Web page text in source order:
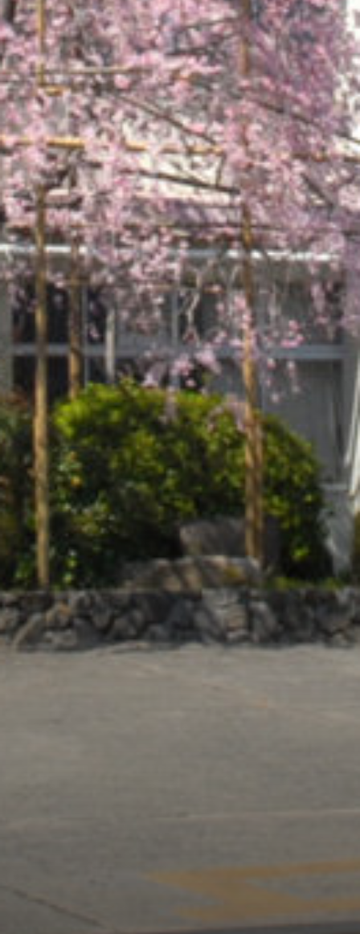
: Attempt to read property "cat_name" on null in
/home/sakurazuka/sakurazuka.ed.jp/public_html/wp-conten
t/themes/sakurazuka_2020/header.php